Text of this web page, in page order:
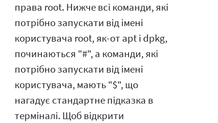
права root. Нижче всі команди, які
потрібно запускати від імені
користувача root, як-от apt і dpkg,
починаються "#", а команди, які
потрібно запускати від імені
користувача, мають "$", що
нагадує стандартне підказка в
терміналі. Щоб відкрити